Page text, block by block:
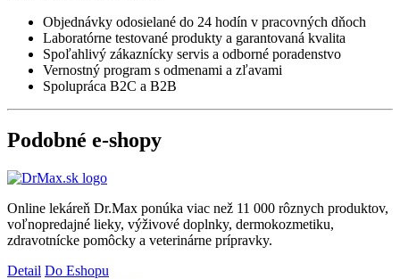
Objednávky odosielané do 24 hodín v pracovných dňoch
Laboratórne testované produkty a garantovaná kvalita
Spoľahlivý zákaznícky servis a odborné poradenstvo
Vernostný program s odmenami a zľavami
Spolupráca B2C a B2B
Podobné e-shopy
Online lekáreň Dr.Max ponúka viac než 11 000 rôznych produktov,
voľnopredajné lieky, výživové doplnky, dermokozmetiku,
zdravotnícke pomôcky a veterinárne prípravky.
Detail Do Eshopu